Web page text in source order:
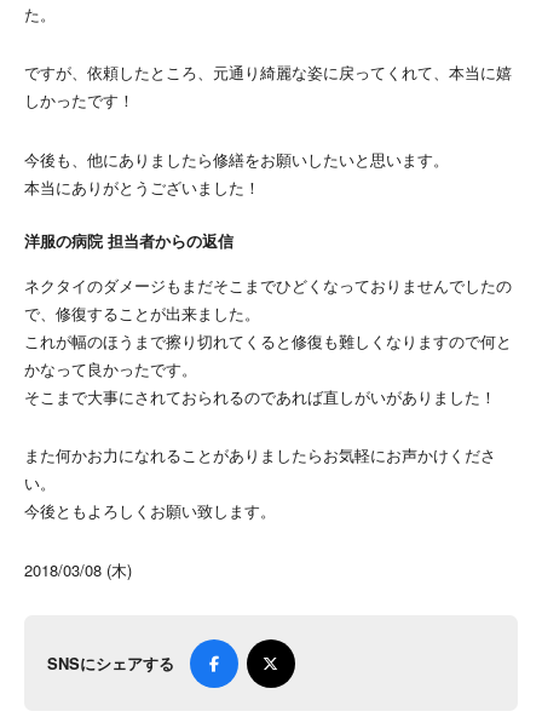
た。
ですが、依頼したところ、元通り綺麗な姿に戻ってくれて、本当に嬉
しかったです！
今後も、他にありましたら修繕をお願いしたいと思います。
本当にありがとうございました！
洋服の病院 担当者からの返信
ネクタイのダメージもまだそこまでひどくなっておりませんでしたの
で、修復することが出来ました。
これが幅のほうまで擦り切れてくると修復も難しくなりますので何と
かなって良かったです。
そこまで大事にされておられるのであれば直しがいがありました！
また何かお力になれることがありましたらお気軽にお声かけくださ
い。
今後ともよろしくお願い致します。
2018/03/08 (木)
SNSにシェアする